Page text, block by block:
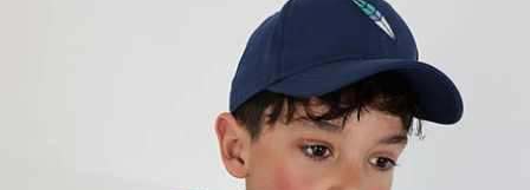
0,00 €
Iniciar ordem